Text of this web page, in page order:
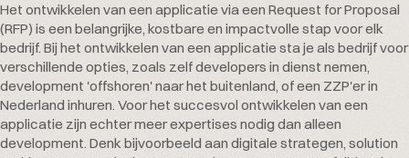
Het ontwikkelen van een applicatie via een Request for Proposal
(RFP) is een belangrijke, kostbare en impactvolle stap voor elk
bedrijf. Bij het ontwikkelen van een applicatie sta je als bedrijf voor
verschillende opties, zoals zelf developers in dienst nemen,
development 'offshoren' naar het buitenland, of een ZZP'er in
Nederland inhuren. Voor het succesvol ontwikkelen van een
applicatie zijn echter meer expertises nodig dan alleen
development. Denk bijvoorbeeld aan digitale strategen, solution